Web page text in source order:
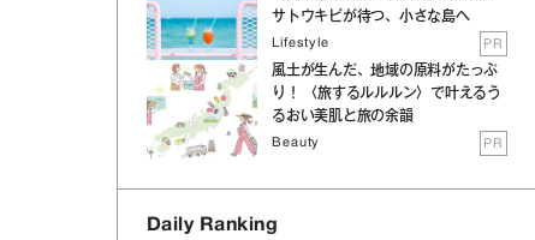
サトウキビが待つ、小さな島へ
Lifestyle PR
風土が生んだ、地域の原料がたっぷ
り！ 〈旅するルルルン〉で叶えるう
るおい美肌と旅の余韻
Beauty PR
Daily Ranking